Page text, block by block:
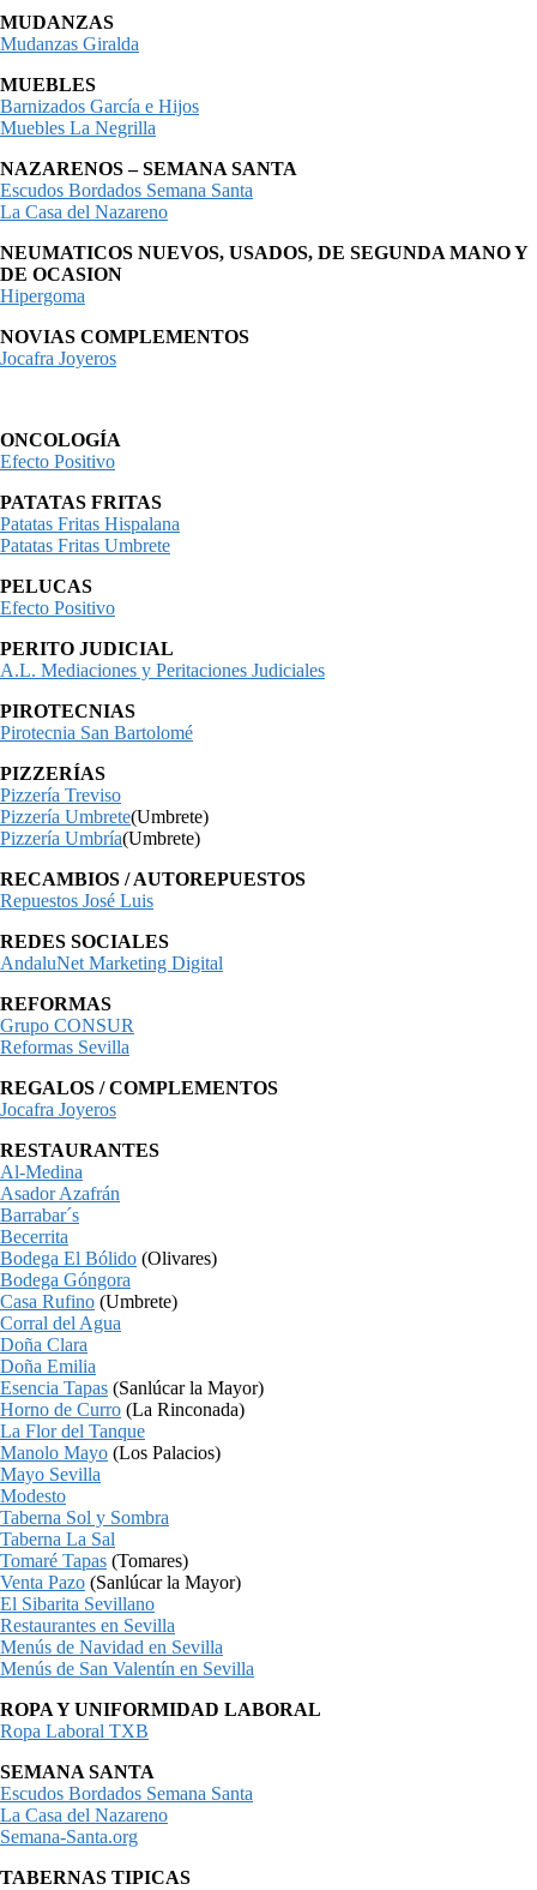
MUDANZAS
Mudanzas Giralda
MUEBLES
Barnizados García e Hijos
Muebles La Negrilla
NAZARENOS – SEMANA SANTA
Escudos Bordados Semana Santa
La Casa del Nazareno
NEUMATICOS NUEVOS, USADOS, DE SEGUNDA MANO Y
DE OCASION
Hipergoma
NOVIAS COMPLEMENTOS
Jocafra Joyeros
ONCOLOGÍA
Efecto Positivo
PATATAS FRITAS
Patatas Fritas Hispalana
Patatas Fritas Umbrete
PELUCAS
Efecto Positivo
PERITO JUDICIAL
A.L. Mediaciones y Peritaciones Judiciales
PIROTECNIAS
Pirotecnia San Bartolomé
PIZZERÍAS
Pizzería Treviso
Pizzería Umbrete(Umbrete)
Pizzería Umbría(Umbrete)
RECAMBIOS / AUTOREPUESTOS
Repuestos José Luis
REDES SOCIALES
AndaluNet Marketing Digital
REFORMAS
Grupo CONSUR
Reformas Sevilla
REGALOS / COMPLEMENTOS
Jocafra Joyeros
RESTAURANTES
Al-Medina
Asador Azafrán
Barrabar´s
Becerrita
Bodega El Bólido (Olivares)
Bodega Góngora
Casa Rufino (Umbrete)
Corral del Agua
Doña Clara
Doña Emilia
Esencia Tapas (Sanlúcar la Mayor)
Horno de Curro (La Rinconada)
La Flor del Tanque
Manolo Mayo (Los Palacios)
Mayo Sevilla
Modesto
Taberna Sol y Sombra
Taberna La Sal
Tomaré Tapas (Tomares)
Venta Pazo (Sanlúcar la Mayor)
El Sibarita Sevillano
Restaurantes en Sevilla
Menús de Navidad en Sevilla
Menús de San Valentín en Sevilla
ROPA Y UNIFORMIDAD LABORAL
Ropa Laboral TXB
SEMANA SANTA
Escudos Bordados Semana Santa
La Casa del Nazareno
Semana-Santa.org
TABERNAS TIPICAS